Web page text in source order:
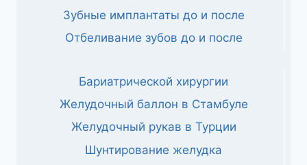
Зубные имплантаты до и после
Отбеливание зубов до и после
Бариатрической хирургии
Желудочный баллон в Стамбуле
Желудочный рукав в Турции
Шунтирование желудка